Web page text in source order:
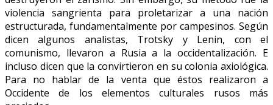
violencia sangrienta para proletarizar a una nación
estructurada, fundamentalmente por campesinos. Según
dicen algunos analistas, Trotsky y Lenin, con el
comunismo, llevaron a Rusia a la occidentalización. E
incluso dicen que la convirtieron en su colonia axiológica.
Para no hablar de la venta que éstos realizaron a
Occidente de los elementos culturales rusos más